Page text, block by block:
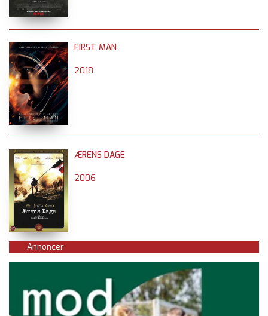
FIRST MAN
2018
ÆRENS DAGE
2006
Annoncer